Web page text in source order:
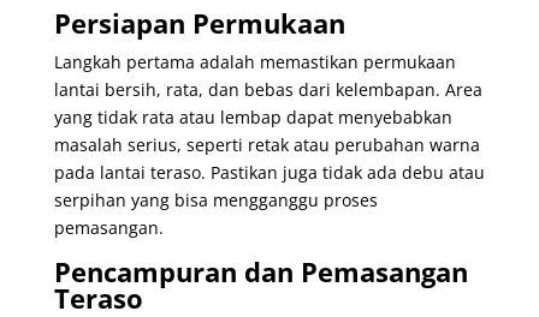
Persiapan Permukaan
Langkah pertama adalah memastikan permukaan
lantai bersih, rata, dan bebas dari kelembapan. Area
yang tidak rata atau lembap dapat menyebabkan
masalah serius, seperti retak atau perubahan warna
pada lantai teraso. Pastikan juga tidak ada debu atau
serpihan yang bisa mengganggu proses
pemasangan.
Pencampuran dan Pemasangan
Teraso